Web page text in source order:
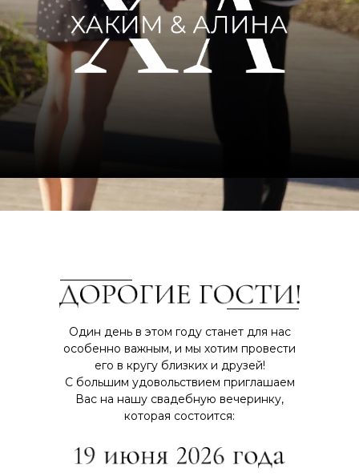
Один день в этом году станет для нас
особенно важным, и мы хотим провести
его в кругу близких и друзей!
С большим удовольствием приглашаем
Вас на нашу свадебную вечеринку,
которая состоится: